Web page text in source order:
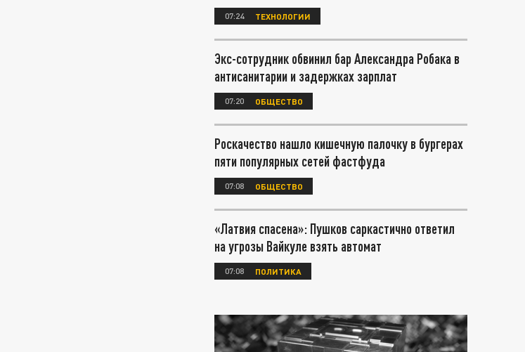
07:24 ТЕХНОЛОГИИ
Экс-сотрудник обвинил бар Александра Робака в
антисанитарии и задержках зарплат
07:20 ОБЩЕСТВО
Роскачество нашло кишечную палочку в бургерах
пяти популярных сетей фастфуда
07:08 ОБЩЕСТВО
«Латвия спасена»: Пушков саркастично ответил
на угрозы Вайкуле взять автомат
07:08 ПОЛИТИКА